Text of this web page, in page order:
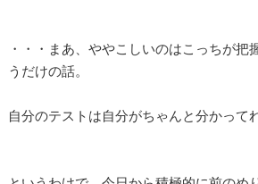
・・・まあ、ややこしいのはこっちが把
うだけの話。
自分のテストは自分がちゃんと分かって